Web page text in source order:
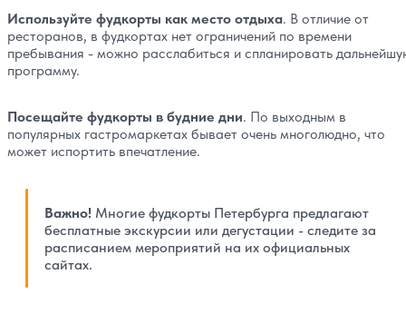
Используйте фудкорты как место отдыха. В отличие от
ресторанов, в фудкортах нет ограничений по времени
пребывания - можно расслабиться и спланировать
программу.
Посещайте фудкорты в будние дни. По выходным в
популярных гастромаркетах бывает очень многолюдно, что
может испортить впечатление.
Важно! Многие фудкорты Петербурга предлагают
бесплатные экскурсии или дегустации - следите за
расписанием мероприятий на их официальных
сайтах.